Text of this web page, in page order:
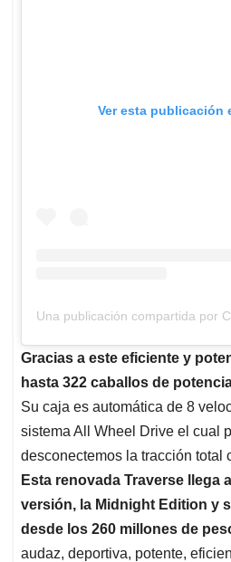
Ver esta publicación
Una publicación compartida por
Gracias a este eficiente y
hasta 322 caballos de
Su caja es automática de 8
sistema All Wheel Drive el cual
desconectemos la tracción total
Esta renovada Traverse llega
versión, la Midnight Edition y
desde los 260 millones de
audaz, deportiva, potente,